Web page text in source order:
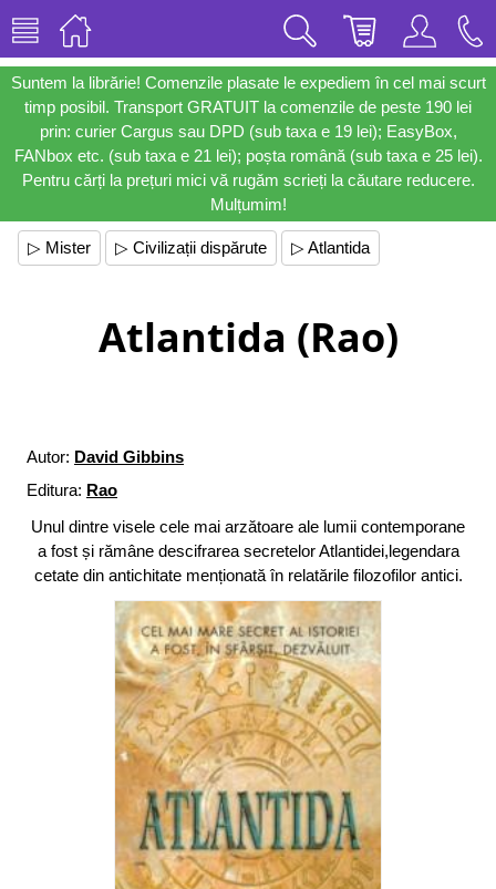
Suntem la librărie! Comenzile plasate le expediem în cel mai scurt
timp posibil. Transport GRATUIT la comenzile de peste 190 lei
prin: curier Cargus sau DPD (sub taxa e 19 lei); EasyBox,
FANbox etc. (sub taxa e 21 lei); poșta română (sub taxa e 25 lei).
Pentru cărți la prețuri mici vă rugăm scrieți la căutare reducere.
Mulțumim!
▷ Mister ▷ Civilizații dispărute ▷ Atlantida
Atlantida (Rao)
Autor: David Gibbins
Editura: Rao
Unul dintre visele cele mai arzătoare ale lumii contemporane
a fost și rămâne descifrarea secretelor Atlantidei,legendara
cetate din antichitate menționată în relatările filozofilor antici.